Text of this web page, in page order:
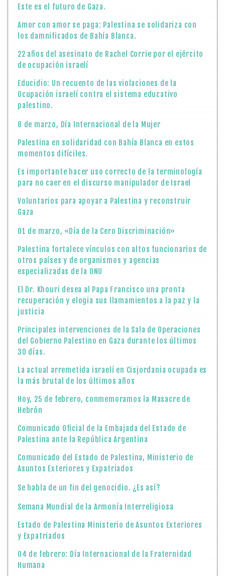
Este es el futuro de Gaza.
Amor con amor se paga: Palestina se solidariza con
los damnificados de Bahía Blanca.
22 años del asesinato de Rachel Corrie por el ejército
de ocupación israelí
Educidio: Un recuento de las violaciones de la
Ocupación israelí contra el sistema educativo
palestino.
8 de marzo, Día Internacional de la Mujer
Palestina en solidaridad con Bahía Blanca en estos
momentos difíciles.
Es importante hacer uso correcto de la terminología
para no caer en el discurso manipulador de Israel
Voluntarios para apoyar a Palestina y reconstruir
Gaza
01 de marzo, «Día de la Cero Discriminación»
Palestina fortalece vínculos con altos funcionarios de
otros países y de organismos y agencias
especializadas de la ONU
El Dr. Khouri desea al Papa Francisco una pronta
recuperación y elogia sus llamamientos a la paz y la
justicia
Principales intervenciones de la Sala de Operaciones
del Gobierno Palestino en Gaza durante los últimos
30 días.
La actual arremetida israelí en Cisjordania ocupada es
la más brutal de los últimos años
Hoy, 25 de febrero, conmemoramos la Masacre de
Hebrón
Comunicado Oficial de la Embajada del Estado de
Palestina ante la República Argentina
Comunicado del Estado de Palestina, Ministerio de
Asuntos Exteriores y Expatriados
Se habla de un fin del genocidio. ¿Es así?
Semana Mundial de la Armonía Interreligiosa
Estado de Palestina Ministerio de Asuntos Exteriores
y Expatriados
04 de febrero: Día Internacional de la Fraternidad
Humana